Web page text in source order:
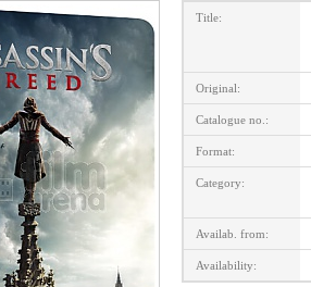
Title:
Original:
Catalogue no.:
Format:
Category:
Availab. from:
Availability: